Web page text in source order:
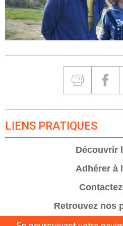
Imprimer
LIENS PRATIQUES
Découvrir
Adhérer à
Retrouvez nos